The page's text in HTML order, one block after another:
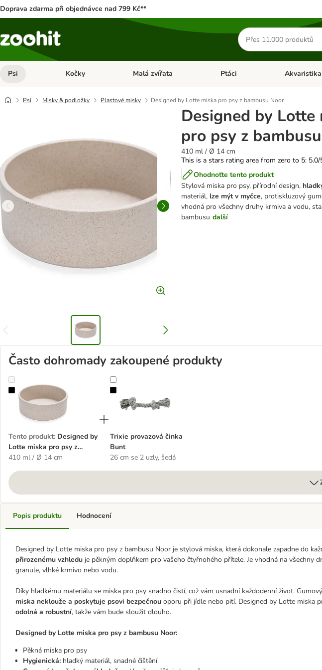
Doprava zdarma při objednávce nad 799 Kč**
Hledat
produkty
Psi Otevřít menu: Psi
Kočky Otevřít menu: Kočky
Malá zvířata Otevřít menu: Malá zvířata
Ptáci Otevřít menu:
Akvaristika
Psi Misky & podložky Plastové misky Designed by Lotte miska pro psy z bambusu Noor
Designed by Lotte
pro psy z
410 ml / Ø 14 cm
This is a stars rating area from zero to 5: 5.0/
Ohodnoťte tento produkt
Stylová miska pro psy, přírodní design,
materiál, lze mýt v myčce, protiskluzový
vhodná pro všechny druhy krmiva a vodu,
bambusu další
Často dohromady zakoupené produkty
Designed by Lotte miska pro psy z bambusu Noor
Tento produkt: Designed by
Lotte miska pro psy z
bambusu Noor
410 ml / Ø 14 cm
Trixie provazová činka Bunt
Trixie provazová činka
Bunt
26 cm se 2 uzly, šedá
Popis produktu
Designed by Lotte miska pro psy z bambusu Noor je stylová miska, která dokonale zapadne do
přirozenému vzhledu je pěkným doplňkem pro vašeho čtyřnohého přítele. Je vhodná na všechny
granule, vlhké krmivo nebo vodu.
Díky hladkému materiálu se miska pro psy snadno čistí, což vám usnadní každodenní život.
miska neklouže a poskytuje psovi bezpečnou oporu při jídle nebo pití. Designed by Lotte miska
odolná a robustní, takže vám bude sloužit dlouho.
Designed by Lotte miska pro psy z bambusu Noor:
Pěkná miska pro psy
Hygienická: hladký materiál, snadné čištění
Hodnocení